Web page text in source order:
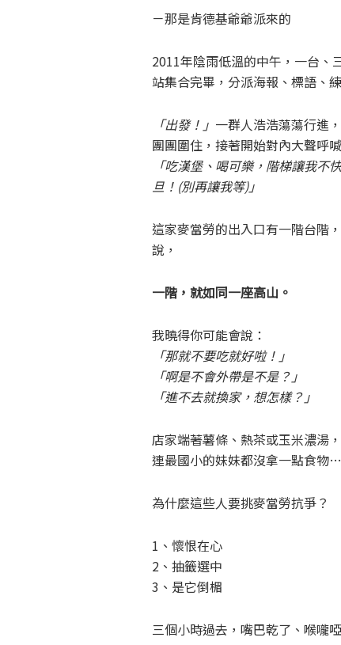
－那是肯德基爺爺派來的
2011年陰雨低溫的中午，一台
站集合完畢，分派海報、標語、
「出發！」 一群人浩浩蕩蕩行進
團團圍住，接著開始對內大聲呼
「吃漢堡、喝可樂，階梯讓我
旦！(別再讓我等)」
這家麥當勞的出入口有一階台階
說，
一階，就如同一座高山。
我曉得你可能會說：
「那就不要吃就好啦！」
「啊是不會外帶是不是？」
「進不去就換家，想怎樣？」
店家端著薯條、熱茶或玉米濃湯
連最國小的妹妹都沒拿一點食物…
為什麼這些人要挑麥當勞抗爭？
1、懷恨在心
2、抽籤選中
3、是它倒楣
三個小時過去，嘴巴乾了、喉嚨